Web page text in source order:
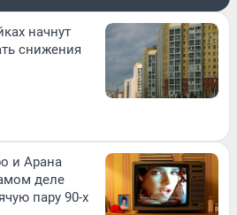
начнут
снижения
и Арана
деле
пару 90-х